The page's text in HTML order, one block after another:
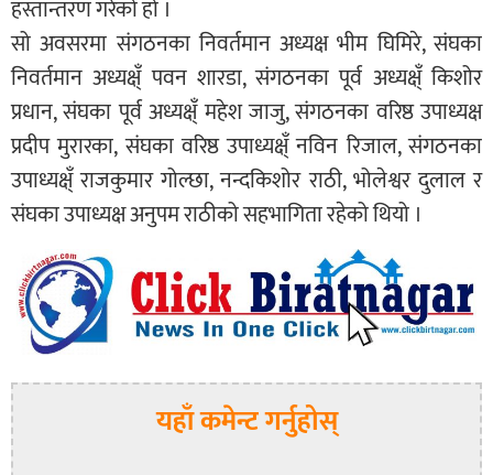
हस्तान्तरण गरेको हो ।
सो अवसरमा संगठनका निवर्तमान अध्यक्ष भीम घिमिरे, संघका
निवर्तमान अध्यक्ष्ँ पवन शारडा, संगठनका पूर्व अध्यक्ष्ँ किशोर
प्रधान, संघका पूर्व अध्यक्ष्ँ महेश जाजु, संगठनका वरिष्ठ उपाध्यक्ष
प्रदीप मुरारका, संघका वरिष्ठ उपाध्यक्ष्ँ नविन रिजाल, संगठनका
उपाध्यक्ष्ँ राजकुमार गोल्छा, नन्दकिशोर राठी, भोलेश्वर दुलाल र
संघका उपाध्यक्ष अनुपम राठीको सहभागिता रहेको थियो ।
यहाँ कमेन्ट गर्नुहोस्